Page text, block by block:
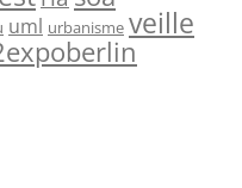
uml urbanisme veille